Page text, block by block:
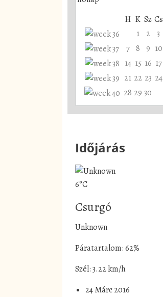
H K Sz Cs
1
2 3
7 8 9 10
14 15 16 17
21 22 23 24
28 29 30
Időjárás
6°C
Csurgó
Unknown
Páratartalom: 62%
Szél: 3.22 km/h
24 Márc 2016